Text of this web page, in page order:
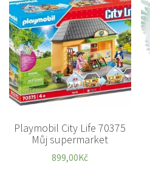
Playmobil City Life 70375
Můj supermarket
899,00Kč